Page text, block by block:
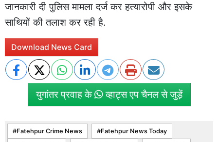
जानकारी दी पुलिस मामला दर्ज कर हत्यारोपी और इसके
साथियों की तलाश कर रही है.
Download News Card
युगांतर प्रवाह के व्हाट्स एप चैनल से जुड़ें
Fatehpur Crime News Fatehpur News Today